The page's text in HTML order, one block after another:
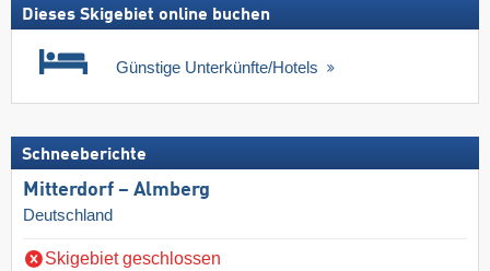
Dieses Skigebiet online buchen
Günstige Unterkünfte/Hotels
Schneeberichte
Mitterdorf – Almberg
Deutschland
Skigebiet geschlossen